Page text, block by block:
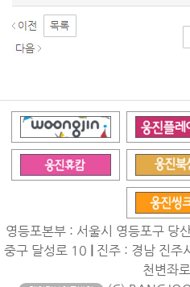
영등포본부 : 서울시 영등포구 당
중구 달성로 10
진주 : 경남 진주
천변좌